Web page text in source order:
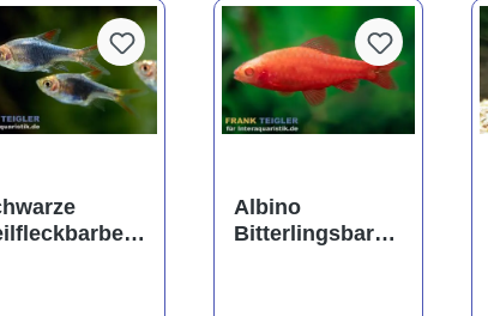
von 5 Sternen
Albino
Bitterlingsbarbe